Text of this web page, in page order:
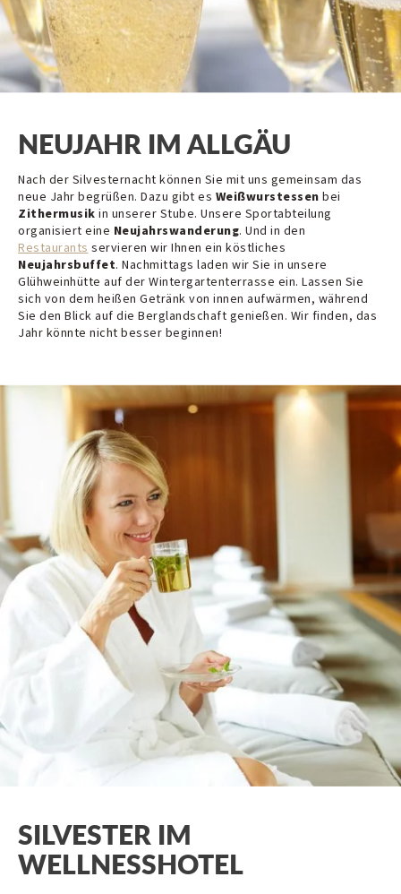
NEUJAHR IM ALLGÄU
Nach der Silvesternacht können Sie mit uns gemeinsam das
neue Jahr begrüßen. Dazu gibt es Weißwurstessen bei
Zithermusik in unserer Stube. Unsere Sportabteilung
organisiert eine Neujahrswanderung. Und in den
Restaurants servieren wir Ihnen ein köstliches
Neujahrsbuffet. Nachmittags laden wir Sie in unsere
Glühweinhütte auf der Wintergartenterrasse ein. Lassen Sie
sich von dem heißen Getränk von innen aufwärmen, während
Sie den Blick auf die Berglandschaft genießen. Wir finden, das
Jahr könnte nicht besser beginnen!
SILVESTER IM
WELLNESSHOTEL